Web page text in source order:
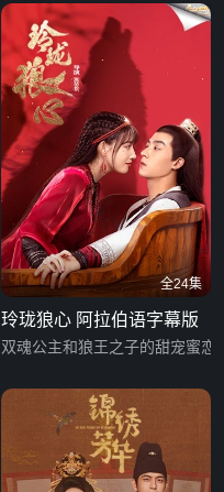
全24集
玲珑狼心 阿拉伯语字幕版
双魂公主和狼王之子的甜宠蜜恋